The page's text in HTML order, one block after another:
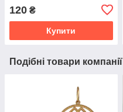
120 ₴
Купити
Подібні товари компанії